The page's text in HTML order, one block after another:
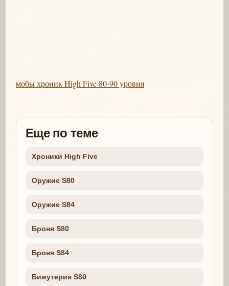
мобы хроник High Five 80-90 уровня
Еще по теме
Хроники High Five
Оружие S80
Оружие S84
Броня S80
Броня S84
Бижутерия S80